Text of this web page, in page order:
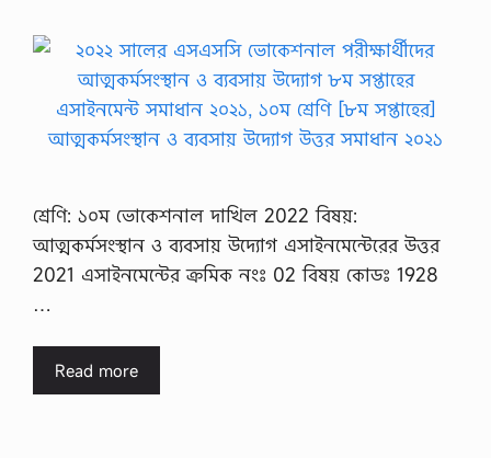
শ্রেণি: ১০ম ভোকেশনাল দাখিল 2022 বিষয়:
আত্মকর্মসংস্থান ও ব্যবসায় উদ্যোগ এসাইনমেন্টেরের উত্তর
2021 এসাইনমেন্টের ক্রমিক নংঃ 02 বিষয় কোডঃ 1928
…
Read more